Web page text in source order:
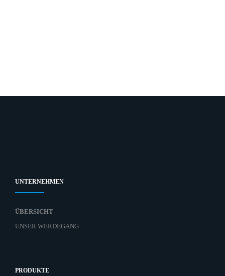
UNTERNEHMEN
ÜBERSICHT
UNSER WERDEGANG
PRODUKTE